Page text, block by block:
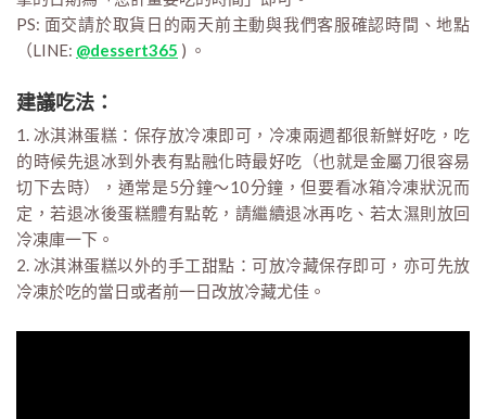
PS: 面交請於取貨日的兩天前主動與我們客服確認時間、地點
（LINE: @dessert365 ) 。
建議吃法：
1. 冰淇淋蛋糕：保存放冷凍即可，冷凍兩週都很新鮮好吃，吃
的時候先退冰到外表有點融化時最好吃（也就是金屬刀很容易
切下去時），通常是5分鐘～10分鐘，但要看冰箱冷凍狀況而
定，若退冰後蛋糕體有點乾，請繼續退冰再吃、若太濕則放回
冷凍庫一下。
2. 冰淇淋蛋糕以外的手工甜點：可放冷藏保存即可，亦可先放
冷凍於吃的當日或者前一日改放冷藏尤佳。